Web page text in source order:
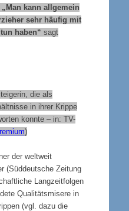
kann allgemein
sehr häufig mit
haben“ sagt
die als
in ihrer Krippe
konnte – in: TV-
)
der weltweit
(Süddeutsche Zeitung
Langzeitfolgen
Qualitätsmisere in
(vgl. dazu die